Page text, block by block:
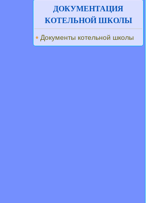
ДОКУМЕНТАЦИЯ
КОТЕЛЬНОЙ ШКОЛЫ
Документы котельной школы